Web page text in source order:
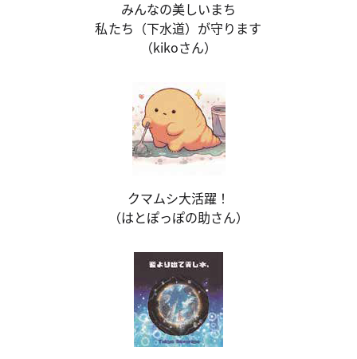
みんなの美しいまち
私たち（下水道）が守ります
（kikoさん）
クマムシ大活躍！
（はとぽっぽの助さん）